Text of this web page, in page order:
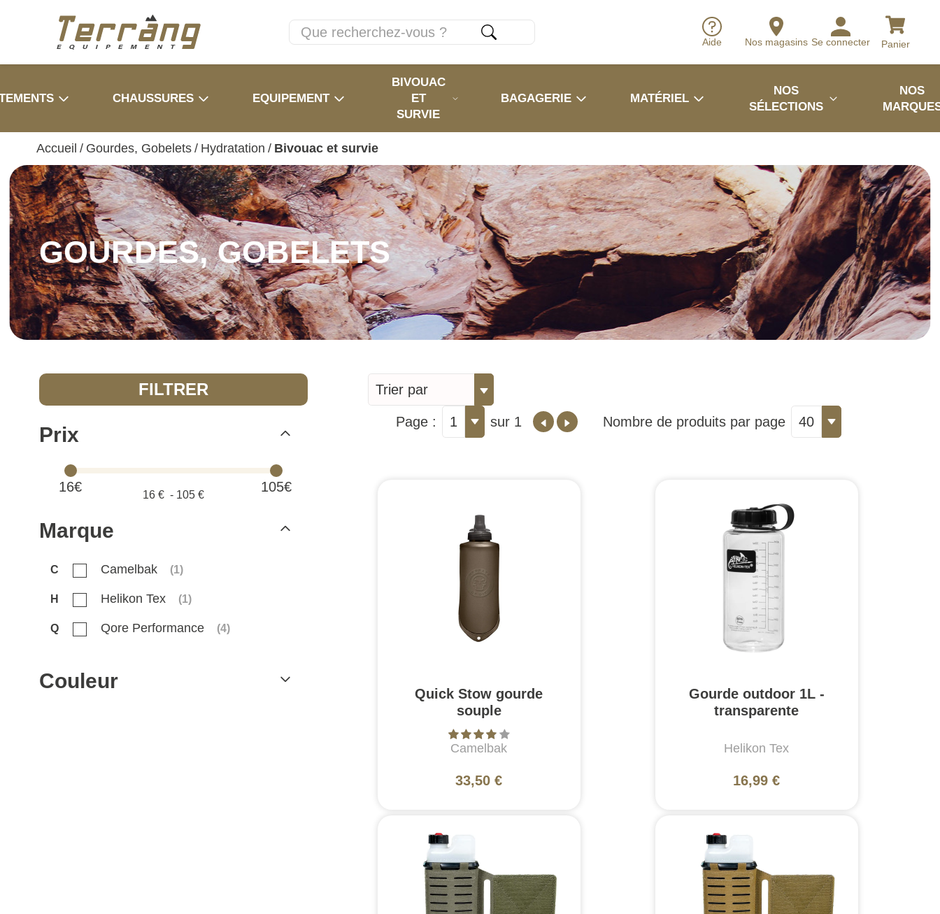
Aide Nos magasins Se connecter Panier
CHAUSSURES EQUIPEMENT
BIVOUAC
ET
SURVIE
BAGAGERIE MATÉRIEL
NOS
SÉLECTIONS
NOS
Accueil / Gourdes, Gobelets / Hydratation / Bivouac et survie
GOURDES, GOBELETS
FILTRER
Prix
16€ 105€
16 € - 105 €
Marque
C Camelbak (1)
H Helikon Tex (1)
Q Qore Performance (4)
Couleur
Trier par
Page : 1 sur 1 Nombre de produits par page 40
Quick Stow gourde
souple
Camelbak
33,50 €
Gourde outdoor 1L -
transparente
Helikon Tex
16,99 €